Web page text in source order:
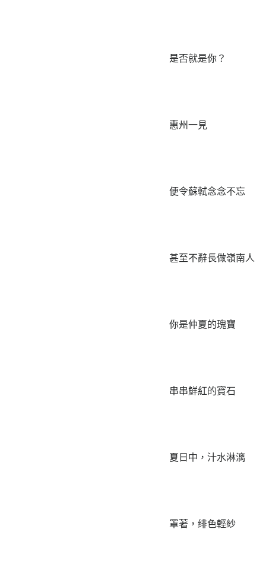
是否就是你？
惠州一見
便令蘇軾念念不忘
甚至不辭長做嶺南人
你是仲夏的瑰寶
串串鮮紅的寶石
夏日中，汁水淋漓
罩著，绯色輕紗